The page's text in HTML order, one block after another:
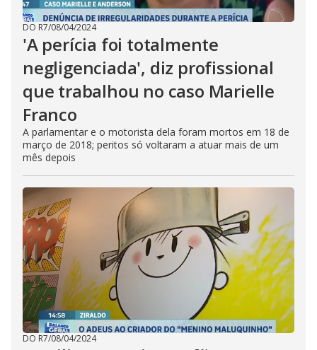
DO R7/08/04/2024
'A perícia foi totalmente
negligenciada', diz profissional
que trabalhou no caso Marielle
Franco
A parlamentar e o motorista dela foram mortos em 18 de
março de 2018; peritos só voltaram a atuar mais de um
mês depois
DO R7/08/04/2024